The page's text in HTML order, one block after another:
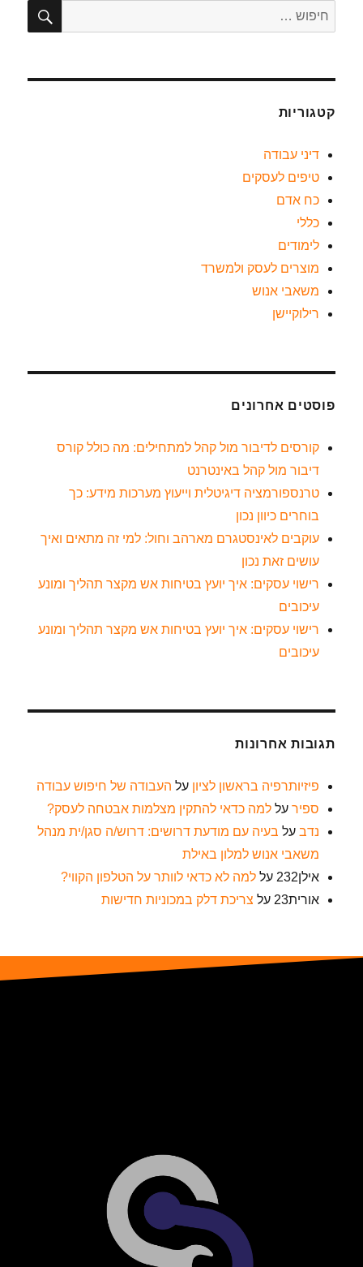
קטגוריות
דיני עבודה
טיפים לעסקים
כח אדם
כללי
לימודים
מוצרים לעסק ולמשרד
משאבי אנוש
רילוקיישן
פוסטים אחרונים
קורסים לדיבור מול קהל למתחילים: מה כולל קורס
דיבור מול קהל באינטרנט
טרנספורמציה דיגיטלית וייעוץ מערכות מידע: כך
בוחרים כיוון נכון
עוקבים לאינסטגרם מארהב וחול: למי זה מתאים ואיך
עושים זאת נכון
רישוי עסקים: איך יועץ בטיחות אש מקצר תהליך ומונע
עיכובים
רישוי עסקים: איך יועץ בטיחות אש מקצר תהליך ומונע
עיכובים
תגובות אחרונות
פיזיותרפיה בראשון לציון על העבודה של חיפוש עבודה
ספיר עללמה כדאי להתקין מצלמות אבטחה לעסק?
נדב על בעיה עם מודעת דרושים: דרוש/ה סגן/ית מנהל
משאבי אנוש למלון באילת
אילן232
עללמה לא כדאי לוותר על הטלפון הקווי?
אורית23
על צריכת דלק במכוניות חדישות